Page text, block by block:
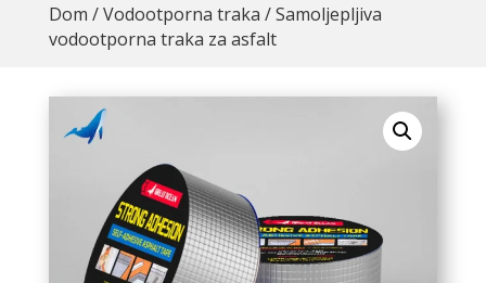
Dom /Vodootporna traka / Samoljepljiva
vodootporna traka za asfalt